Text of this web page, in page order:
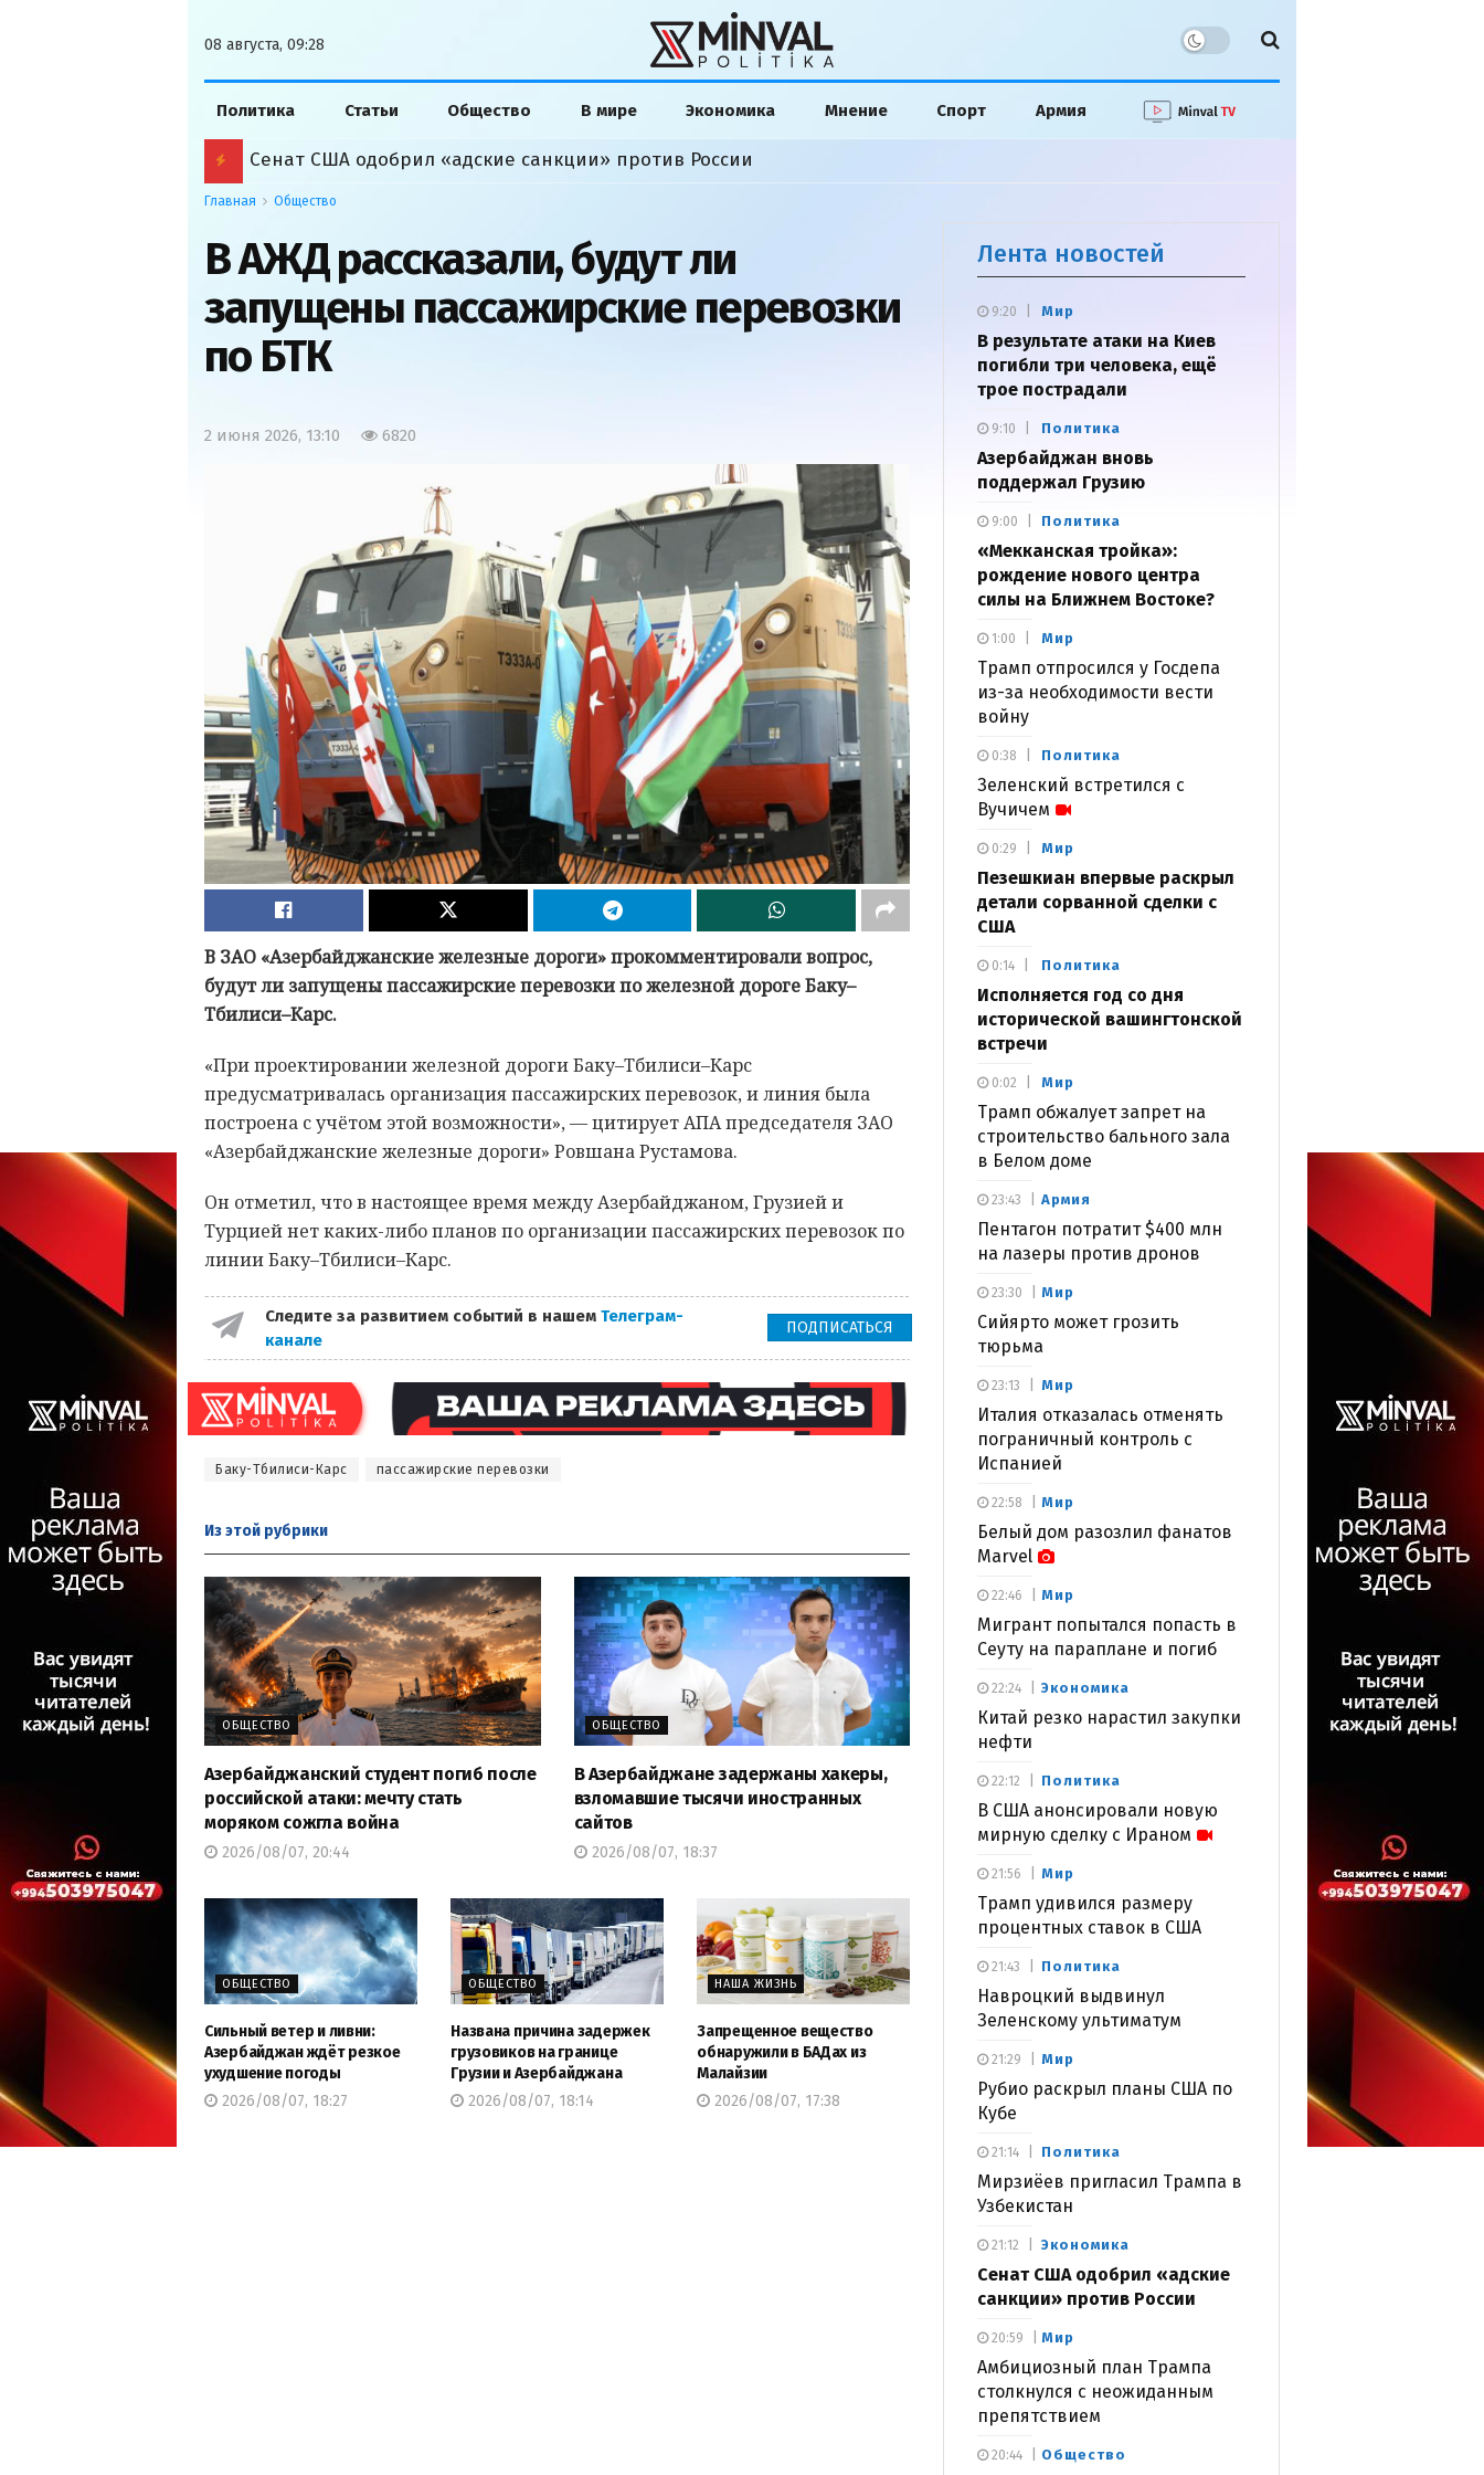
08 августа, 09:28
Политика Статьи Общество В мире Экономика Мнение Спорт Армия
Сенат США одобрил «адские санкции» против России
Главная Общество
В АЖД рассказали, будут ли
запущены пассажирские перевозки
по БТК
2 июня 2026, 13:10 6820
В ЗАО «Азербайджанские железные дороги» прокомментировали вопрос,
будут ли запущены пассажирские перевозки по железной дороге Баку–
Тбилиси–Карс.
«При проектировании железной дороги Баку–Тбилиси–Карс
предусматривалась организация пассажирских перевозок, и линия была
построена с учётом этой возможности», — цитирует АПА председателя ЗАО
«Азербайджанские железные дороги» Ровшана Рустамова.
Он отметил, что в настоящее время между Азербайджаном, Грузией и
Турцией нет каких-либо планов по организации пассажирских перевозок по
линии Баку–Тбилиси–Карс.
Следите за развитием событий в нашем Телеграм-
канале
ПОДПИСАТЬСЯ
Баку-Тбилиси-Карс пассажирские перевозки
Из этой рубрики
ОБЩЕСТВО
Азербайджанский студент погиб после
российской атаки: мечту стать
моряком сожгла война
2026/08/07, 20:44
ОБЩЕСТВО
В Азербайджане задержаны хакеры,
взломавшие тысячи иностранных
сайтов
2026/08/07, 18:37
ОБЩЕСТВО
Сильный ветер и ливни:
Азербайджан ждёт резкое
ухудшение погоды
2026/08/07, 18:27
ОБЩЕСТВО
Названа причина задержек
грузовиков на границе
Грузии и Азербайджана
2026/08/07, 18:14
НАША ЖИЗНЬ
Запрещенное вещество
обнаружили в БАДах из
Малайзии
2026/08/07, 17:38
Лента новостей
Мир
В результате атаки на Киев
погибли три человека, ещё
трое пострадали
9:20
Политика
Азербайджан вновь
поддержал Грузию
9:10
Политика
«Мекканская тройка»:
рождение нового центра
силы на Ближнем Востоке?
9:00
Мир
Трамп отпросился у Госдепа
из-за необходимости вести
войну
1:00
Политика
Зеленский встретился с
Вучичем
0:38
Мир
Пезешкиан впервые раскрыл
детали сорванной сделки с
США
0:29
Политика
Исполняется год со дня
исторической вашингтонской
встречи
0:14
Мир
Трамп обжалует запрет на
строительство бального зала
в Белом доме
0:02
Армия
Пентагон потратит $400 млн
на лазеры против дронов
23:43
Мир
Сийярто может грозить
тюрьма
23:30
Мир
Италия отказалась отменять
пограничный контроль с
Испанией
23:13
Мир
Белый дом разозлил фанатов
Marvel
22:58
Мир
Мигрант попытался попасть в
Сеуту на параплане и погиб
22:46
Экономика
Китай резко нарастил закупки
нефти
22:24
Политика
В США анонсировали новую
мирную сделку с Ираном
22:12
Мир
Трамп удивился размеру
процентных ставок в США
21:56
Политика
Навроцкий выдвинул
Зеленскому ультиматум
21:43
Мир
Рубио раскрыл планы США по
Кубе
21:29
Политика
Мирзиёев пригласил Трампа в
Узбекистан
21:14
Экономика
Сенат США одобрил «адские
санкции» против России
21:12
Мир
Амбициозный план Трампа
столкнулся с неожиданным
препятствием
20:59
Общество
20:44